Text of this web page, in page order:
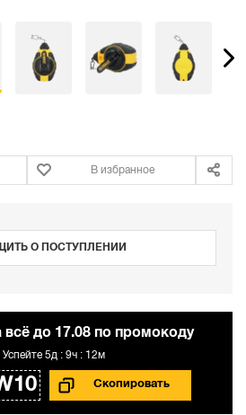
В избранное
О ПОСТУПЛЕНИИ
всё до 17.08 по промокоду
5д : 9ч : 12м